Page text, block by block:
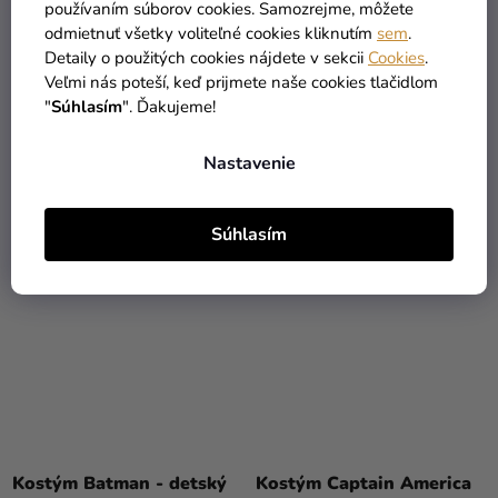
používaním súborov cookies. Samozrejme, môžete
odmietnuť všetky voliteľné cookies kliknutím sem.
Detaily o použitých cookies nájdete v sekcii Cookies.
Veľmi nás poteší, keď prijmete naše cookies tlačidlom
"Súhlasím". Ďakujeme!
Nastavenie
Súhlasím
Detský kostým Thor
31,19 €
36,19 € (–13 %)
Chlapčenský kostým -
Batman
Kostým Batman - detský
hodnotenie
Kostým Captain America
hodnotenie